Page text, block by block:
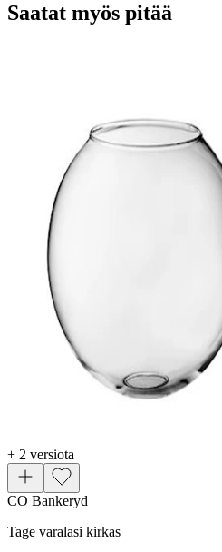
Saatat myös pitää
+ 2 versiota
CO Bankeryd
Tage varalasi kirkas